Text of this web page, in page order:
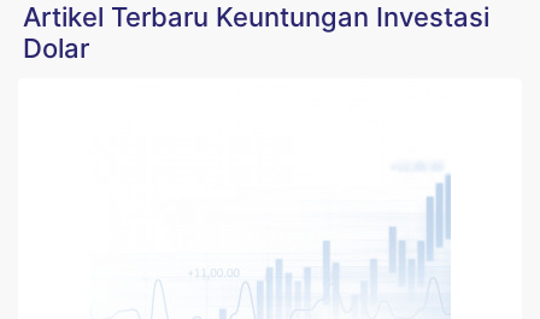
Artikel Terbaru Keuntungan Investasi
Dolar